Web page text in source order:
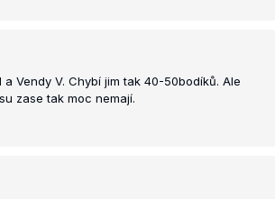
Vendy V. Chybí jim tak 40-50bodíků. Ale
zase tak moc nemají.